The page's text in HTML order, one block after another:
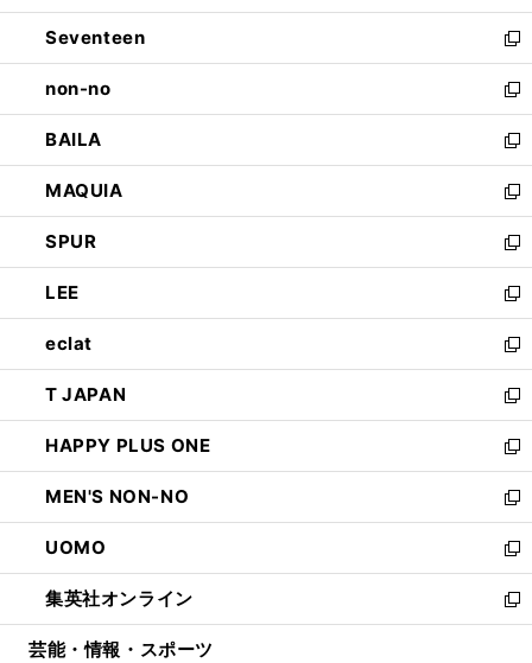
開
く
ウ
で
開
く
ン
ド
ウ
で
開
く
Seventeen
新
し
い
ウ
ィ
ン
ド
ウ
で
開
く
non-no
新
し
い
ウ
ィ
ン
ド
ウ
で
開
く
BAILA
新
し
い
ウ
ィ
ン
ド
ウ
で
開
く
MAQUIA
新
し
い
ウ
ィ
ン
ド
ウ
で
開
く
SPUR
新
し
い
ウ
ィ
ン
ド
ウ
で
開
く
LEE
新
し
い
ウ
ィ
ン
ド
ウ
で
開
く
eclat
新
し
い
ウ
ィ
ン
ド
ウ
で
開
く
T JAPAN
新
し
い
ウ
ィ
ン
ド
ウ
で
開
HAPPY PLUS ONE
新
し
い
ウ
ィ
ン
ド
ウ
MEN'S NON-NO
新
し
い
ウ
ィ
ン
UOMO
新
し
い
ウ
集英社オンライン
新
し
芸能・情報・スポーツ